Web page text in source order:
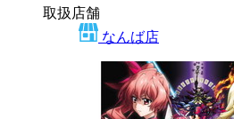
取扱店舗
なんば店